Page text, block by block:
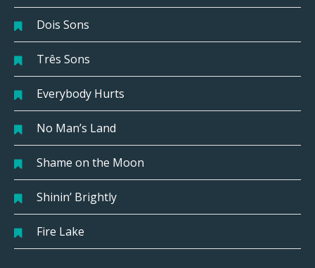
Dois Sons
Três Sons
Everybody Hurts
No Man’s Land
Shame on the Moon
Shinin’ Brightly
Fire Lake